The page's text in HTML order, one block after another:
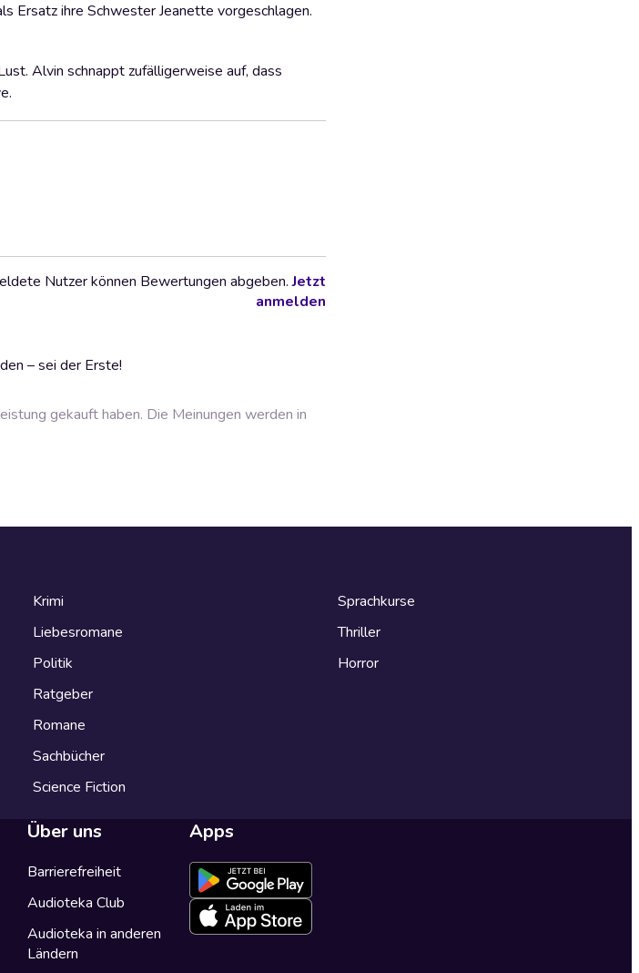
Ersatz ihre Schwester Jeanette vorgeschlagen.
Alvin schnappt zufälligerweise auf, dass
– sei der Erste!
Nutzer können Bewertungen abgeben.Jetzt
anmelden
gekauft haben. Die Meinungen werden in
Krimi
Liebesromane
Politik
Ratgeber
Romane
Sachbücher
Science Fiction
Sprachkurse
Thriller
Horror
Über uns
Barrierefreiheit
Audioteka Club
Audioteka in anderen
Ländern
Apps